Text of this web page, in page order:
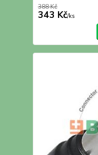
388 Kč
343 Kč/ks